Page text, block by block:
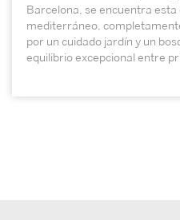
Barcelona, se encuentra
mediterráneo,
por un cuidado jardín y un
equilibrio excepcional entre